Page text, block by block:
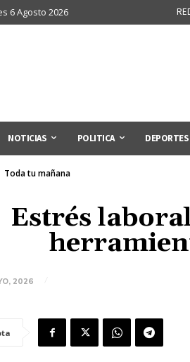
6 Agosto 2026
NOTICIAS POLITICA DEPORTES
Toda tu mañana
Estrés
2026